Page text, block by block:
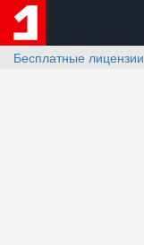
Бесплатные лицензии